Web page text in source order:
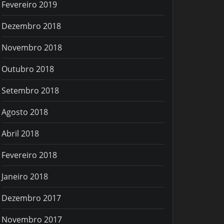
Fevereiro 2019
Dezembro 2018
Novembro 2018
Outubro 2018
Setembro 2018
Agosto 2018
Abril 2018
Fevereiro 2018
Janeiro 2018
Dezembro 2017
Novembro 2017